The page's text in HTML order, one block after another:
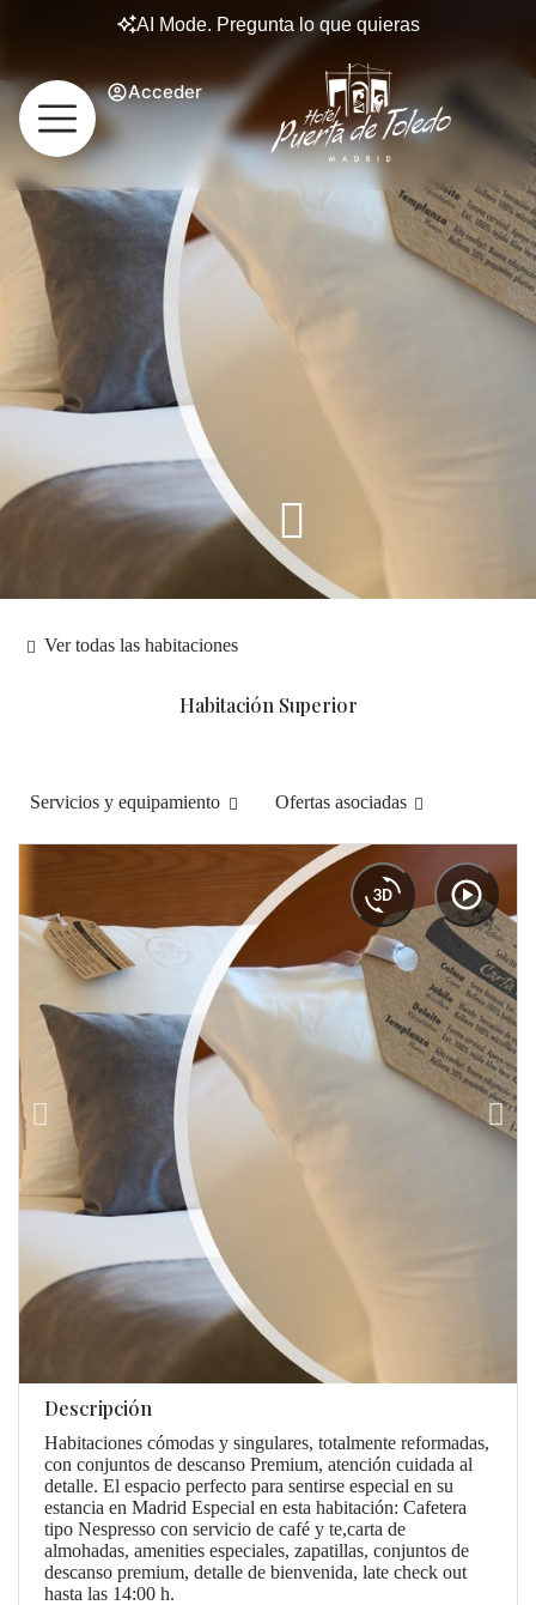
AI Mode. Pregunta lo que quieras
Acceder
Ver todas las habitaciones
Habitación Superior
Servicios y equipamiento Ofertas asociadas
Descripción
Habitaciones cómodas y singulares, totalmente reformadas,
con conjuntos de descanso Premium, atención cuidada al
detalle. El espacio perfecto para sentirse especial en su
estancia en Madrid Especial en esta habitación: Cafetera
tipo Nespresso con servicio de café y te,carta de
almohadas, amenities especiales, zapatillas, conjuntos de
descanso premium, detalle de bienvenida, late check out
hasta las 14:00 h.